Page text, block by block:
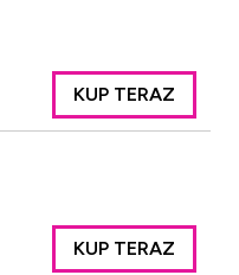
KUP TERAZ
KUP TERAZ